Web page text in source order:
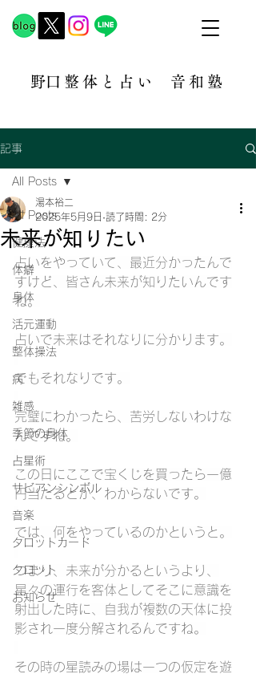
​野口整体と占い 音和塾​
記事
All Posts
健康法
体癖
身体
活元運動
整体操法
病
雑感
季節の身体
占星術
サビアンシンボル
音楽
タロットカード
タロット
お知らせ
All Posts
未来が知りたい
湯本裕二
2025年5月9日 読了時間: 2分
占いをやっていて、最近分かったんで
すけど、皆さん未来が知りたいんです
ね。
占いで未来はそれなりに分かります。
でもそれなりです。
完璧にわかったら、苦労しないわけな
んですね。
この日にここで宝くじを買ったら一億
円当たるとか、わからないです。
では、何をやっているのかというと。
つまり、未来が分かるというより、
星々の運行を客体としてそこに意識を
射出した時に、自我が複数の天体に投
影され一度分解されるんですね。
その時の星読みの場は一つの仮定を遊